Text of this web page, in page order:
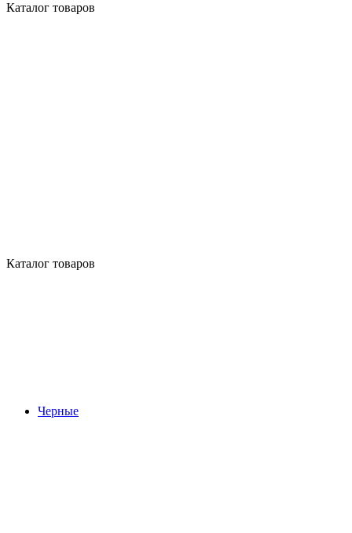
Каталог товаров
Каталог товаров
Черные